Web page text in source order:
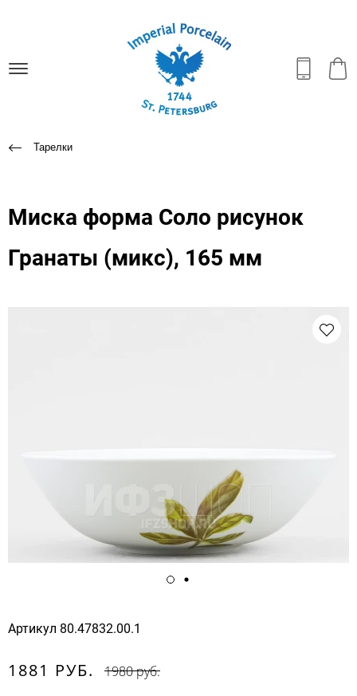
Тарелки
Миска форма Соло рисунок
Гранаты (микс), 165 мм
Артикул 80.47832.00.1
1881 РУБ. 1980 руб.